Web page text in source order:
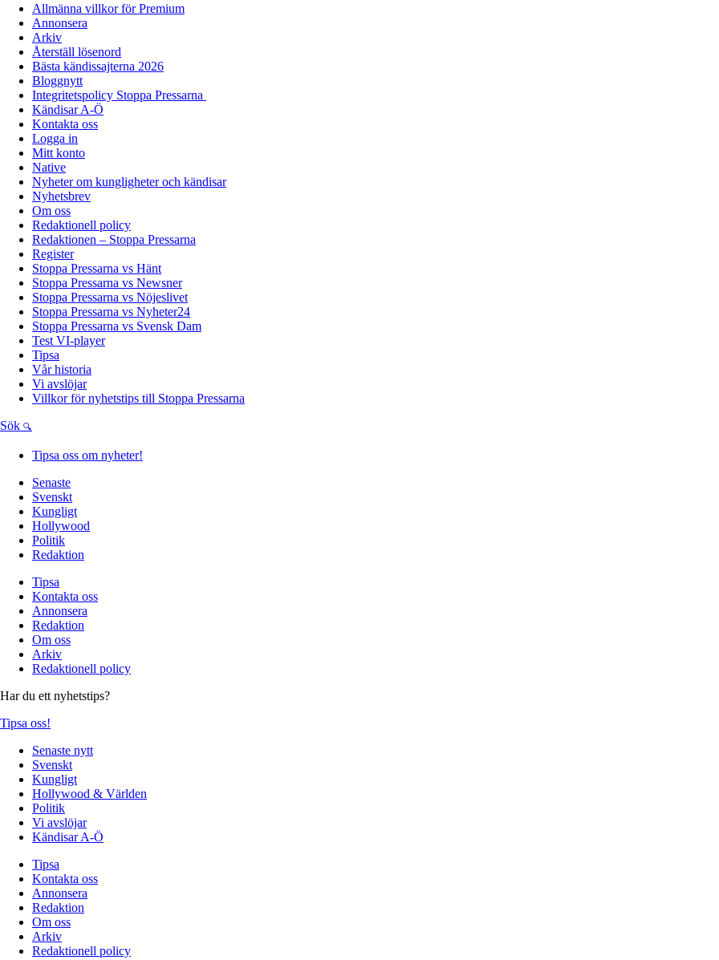
Allmänna villkor för Premium
Annonsera
Arkiv
Återställ lösenord
Bästa kändissajterna 2026
Bloggnytt
Integritetspolicy Stoppa Pressarna
Kändisar A-Ö
Kontakta oss
Logga in
Mitt konto
Native
Nyheter om kungligheter och kändisar
Nyhetsbrev
Om oss
Redaktionell policy
Redaktionen – Stoppa Pressarna
Register
Stoppa Pressarna vs Hänt
Stoppa Pressarna vs Newsner
Stoppa Pressarna vs Nöjeslivet
Stoppa Pressarna vs Nyheter24
Stoppa Pressarna vs Svensk Dam
Test VI-player
Tipsa
Vår historia
Vi avslöjar
Villkor för nyhetstips till Stoppa Pressarna
Sök
Tipsa oss om nyheter!
Senaste
Svenskt
Kungligt
Hollywood
Politik
Redaktion
Tipsa
Kontakta oss
Annonsera
Redaktion
Om oss
Arkiv
Redaktionell policy
Har du ett nyhetstips?
Tipsa oss!
Senaste nytt
Svenskt
Kungligt
Hollywood & Världen
Politik
Vi avslöjar
Kändisar A-Ö
Tipsa
Kontakta oss
Annonsera
Redaktion
Om oss
Arkiv
Redaktionell policy